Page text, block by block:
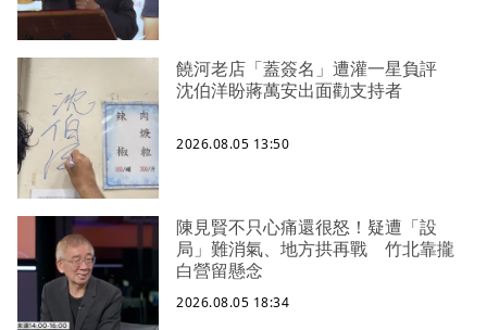
饒河老店「蓋簽名」遭灌一星負評
沈伯洋盼蔣萬安出面勸支持者
2026.08.05 13:50
陳見賢不只心痛還很怒！疑遭「設
局」難消氣、地方拱再戰 竹北靠攏
白營留懸念
2026.08.05 18:34